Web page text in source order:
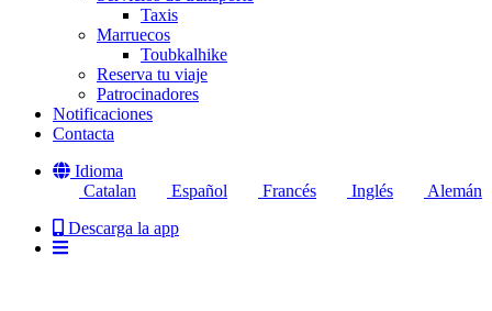
Taxis
Marruecos
Toubkalhike
Reserva tu viaje
Patrocinadores
Notificaciones
Contacta
Idioma
Catalan
Español Francés Inglés
Alemán
Descarga la app